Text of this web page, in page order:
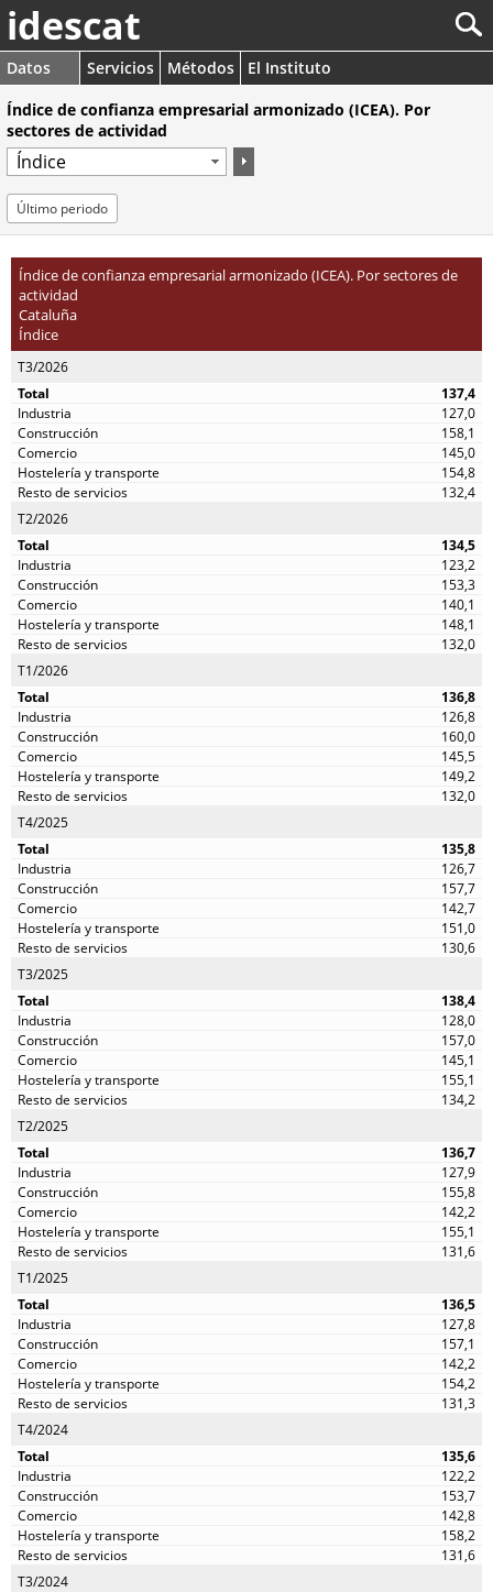
idescat
Datos Servicios Métodos
El Instituto
Índice de confianza empresarial armonizado (ICEA). Por
sectores de actividad
Último periodo
Índice de confianza empresarial armonizado (ICEA). Por sectores de
actividad
Cataluña
Índice
T3/2026
137,4
127,0
158,1
145,0
154,8
132,4
T2/2026
134,5
123,2
153,3
140,1
148,1
132,0
T1/2026
136,8
126,8
160,0
145,5
149,2
132,0
T4/2025
135,8
126,7
157,7
142,7
151,0
130,6
T3/2025
138,4
128,0
157,0
145,1
155,1
134,2
T2/2025
136,7
127,9
155,8
142,2
155,1
131,6
T1/2025
136,5
127,8
157,1
142,2
154,2
131,3
T4/2024
135,6
122,2
153,7
142,8
158,2
131,6
T3/2024